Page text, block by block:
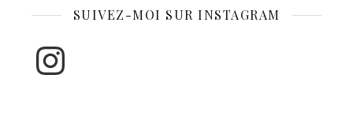
SUIVEZ-MOI SUR INSTAGRAM
Instagram